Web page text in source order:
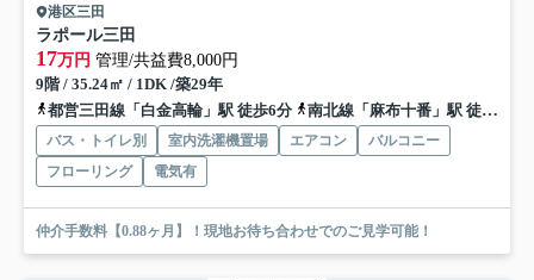
港区三田
ラポール三田
17万円 管理/共益費8,000円
9階 / 35.24㎡ / 1DK /築29年
都営三田線「白金高輪」駅 徒歩6分
南北線「麻布十番」駅 徒歩9分
バス・トイレ別 室内洗濯機置場 エアコン
バルコニー
フローリング
電気有
仲介手数料【0.88ヶ月】！現地お待ち合わせでのご見学可能！